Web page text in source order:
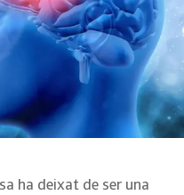
ha deixat de ser una